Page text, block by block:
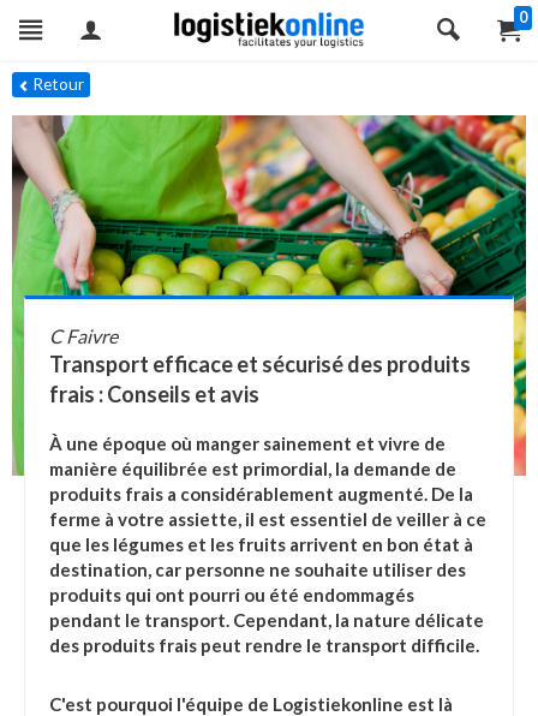
0
Retour
C Faivre
Transport efficace et sécurisé des produits
frais : Conseils et avis
À une époque où manger sainement et vivre de
manière équilibrée est primordial, la demande de
produits frais a considérablement augmenté. De la
ferme à votre assiette, il est essentiel de veiller à ce
que les légumes et les fruits arrivent en bon état à
destination, car personne ne souhaite utiliser des
produits qui ont pourri ou été endommagés
pendant le transport. Cependant, la nature délicate
des produits frais peut rendre le transport difficile.
C'est pourquoi l'équipe de Logistiekonline est là